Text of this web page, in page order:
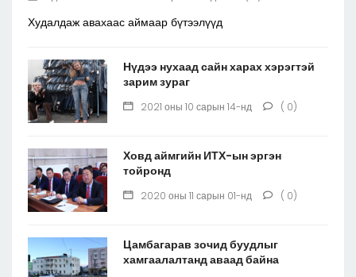
Худалдаж авахаас аймаар бүтээлүүд
Нүдээ нухаад сайн харах хэрэгтэй
зарим зураг
2021 оны 10 сарын 14-нд ( 0)
Ховд аймгийн ИТХ-ын эргэн
тойронд
2020 оны 11 сарын 01-нд ( 0)
Цамбагарав зочид буудлыг
хамгаалалтанд аваад байна